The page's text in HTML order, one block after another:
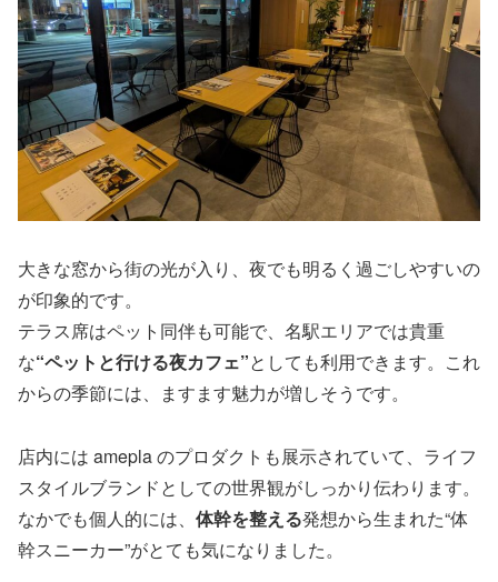
大きな窓から街の光が入り、夜でも明るく過ごしやすいの
が印象的です。
テラス席はペット同伴も可能で、名駅エリアでは貴重
な“ペットと行ける夜カフェ”としても利用できます。これ
からの季節には、ますます魅力が増しそうです。
店内には amepla のプロダクトも展示されていて、ライフ
スタイルブランドとしての世界観がしっかり伝わります。
なかでも個人的には、 体幹を整える発想から生まれた“体
幹スニーカー”がとても気になりました。